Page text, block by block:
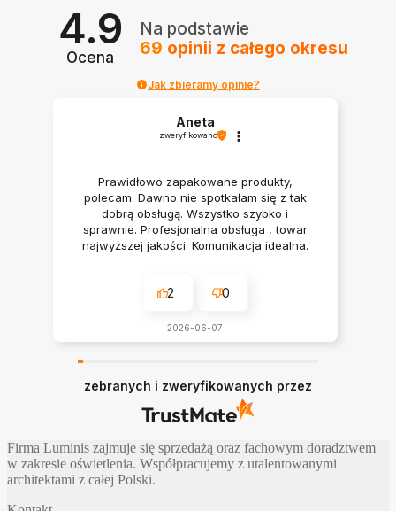
4.9
Ocena
Na podstawie
69 opinii z całego okresu
Jak zbieramy opinie?
Aneta
zweryfikowano
Prawidłowo zapakowane produkty,
polecam. Dawno nie spotkałam się z tak
dobrą obsługą. Wszystko szybko i
sprawnie. Profesjonalna obsługa , towar
najwyższej jakości. Komunikacja idealna.
2 0
2026-06-07
zebranych i zweryfikowanych przez
Firma Luminis zajmuje się sprzedażą oraz fachowym doradztwem
w zakresie oświetlenia. Współpracujemy z utalentowanymi
architektami z całej Polski.